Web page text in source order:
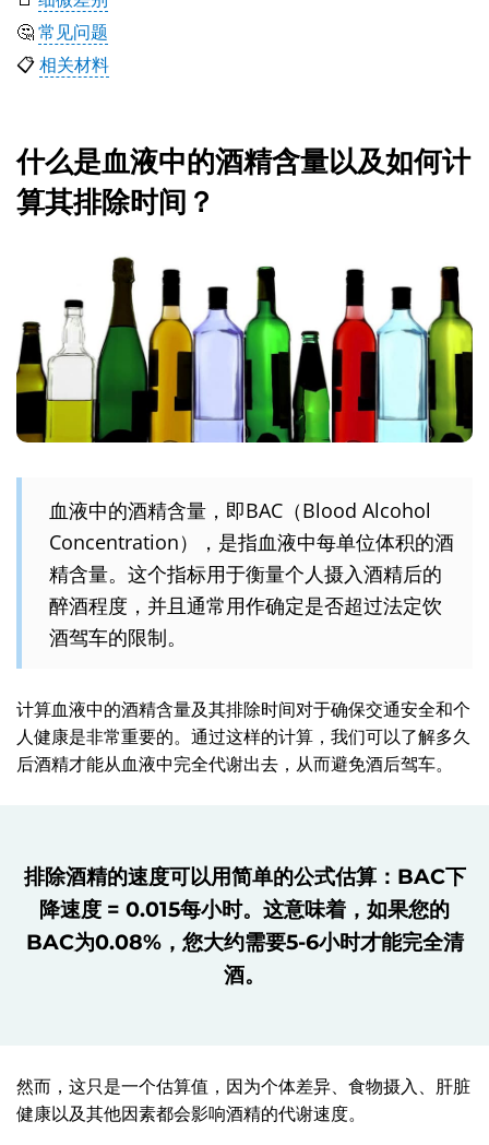
🤔常见问题
📋相关材料
什么是血液中的酒精含量以及如何计
算其排除时间？
血液中的酒精含量，即BAC（Blood Alcohol
Concentration），是指血液中每单位体积的酒
精含量。这个指标用于衡量个人摄入酒精后的
醉酒程度，并且通常用作确定是否超过法定饮
酒驾车的限制。
计算血液中的酒精含量及其排除时间对于确保交通安全和个
人健康是非常重要的。通过这样的计算，我们可以了解多久
后酒精才能从血液中完全代谢出去，从而避免酒后驾车。
排除酒精的速度可以用简单的公式估算：BAC下
降速度 = 0.015每小时。这意味着，如果您的
BAC为0.08%，您大约需要5-6小时才能完全清
酒。
然而，这只是一个估算值，因为个体差异、食物摄入、肝脏
健康以及其他因素都会影响酒精的代谢速度。